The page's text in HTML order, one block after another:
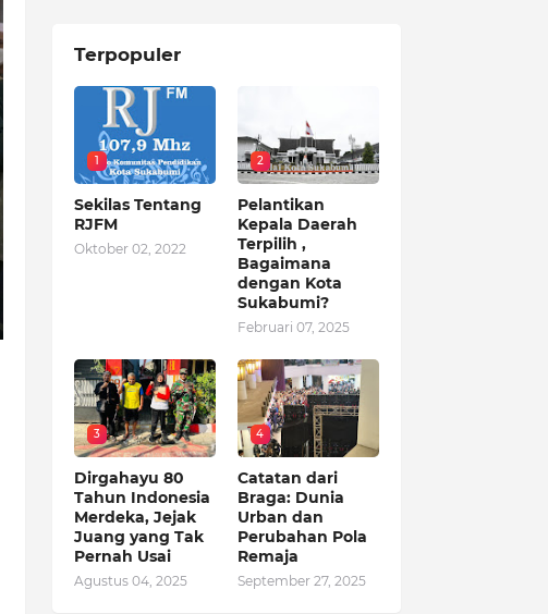
Terpopuler
1
Sekilas Tentang
RJFM
Oktober 02, 2022
2
Pelantikan
Kepala Daerah
Terpilih ,
Bagaimana
dengan Kota
Sukabumi?
Februari 07, 2025
3
Dirgahayu 80
Tahun Indonesia
Merdeka, Jejak
Juang yang Tak
Pernah Usai
Agustus 04, 2025
4
Catatan dari
Braga: Dunia
Urban dan
Perubahan Pola
Remaja
September 27, 2025